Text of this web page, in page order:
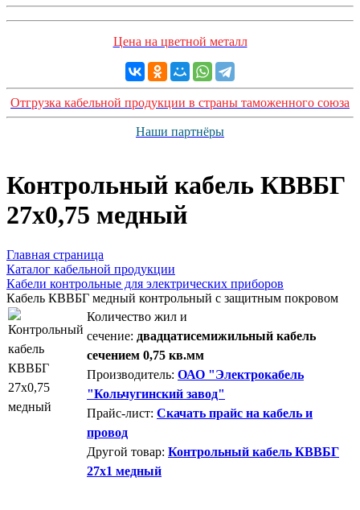
Цена на цветной металл
Отгрузка кабельной продукции в страны таможенного союза
Наши партнёры
Контрольный кабель КВВБГ
27х0,75 медный
Главная страница
Каталог кабельной продукции
Кабели контрольные для электрических приборов
Кабель КВВБГ медный контрольный с защитным покровом
Количество жил и
сечение: двадцатисемижильный кабель
сечением 0,75 кв.мм
Производитель: ОАО "Электрокабель
"Кольчугинский завод"
Прайс-лист: Скачать прайс на кабель и
провод
Другой товар: Контрольный кабель КВВБГ
27х1 медный